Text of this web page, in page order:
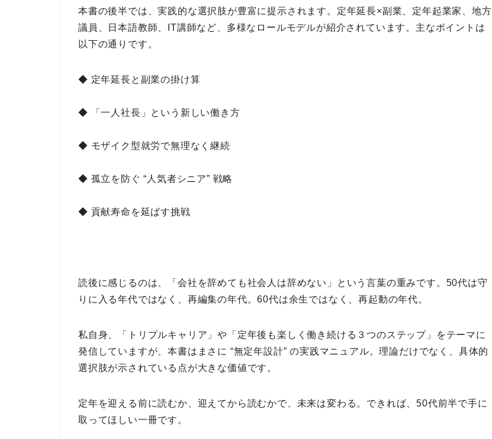
本書の後半では、実践的な選択肢が豊富に提示されます。 定年延長×副業、定年起業家、地方
議員、日本語教師、IT講師など、 多様なロールモデルが紹介されています。 主なポイント は
以下の通りです。
◆ 定年延長と副業の掛け算
◆ 「一人社長」という新しい働き方
◆ モザイク型就労で無理なく継続
◆ 孤立を防ぐ “人気者シニア” 戦略
◆ 貢献寿命を延ばす挑戦
読後に感じるのは、 「会社を辞めても社会人は辞めない」
という言葉の重みです。50代は守
りに入る年代ではなく、再編集の年代。60代は余生ではなく、再起動の年代。
私自身、 「トリプルキャリア」や 「定年後も楽しく働き続ける３つのステップ」
をテーマに
発信していますが、本書はまさに “無定年設計” の実践マニュアル。理論だけでなく、 具体的
選択肢が示されている点が大きな価値です。
定年を迎える前に読むか、迎えてから読むかで、未来は変わる。できれば、50代前半で手に
取ってほしい一冊です。